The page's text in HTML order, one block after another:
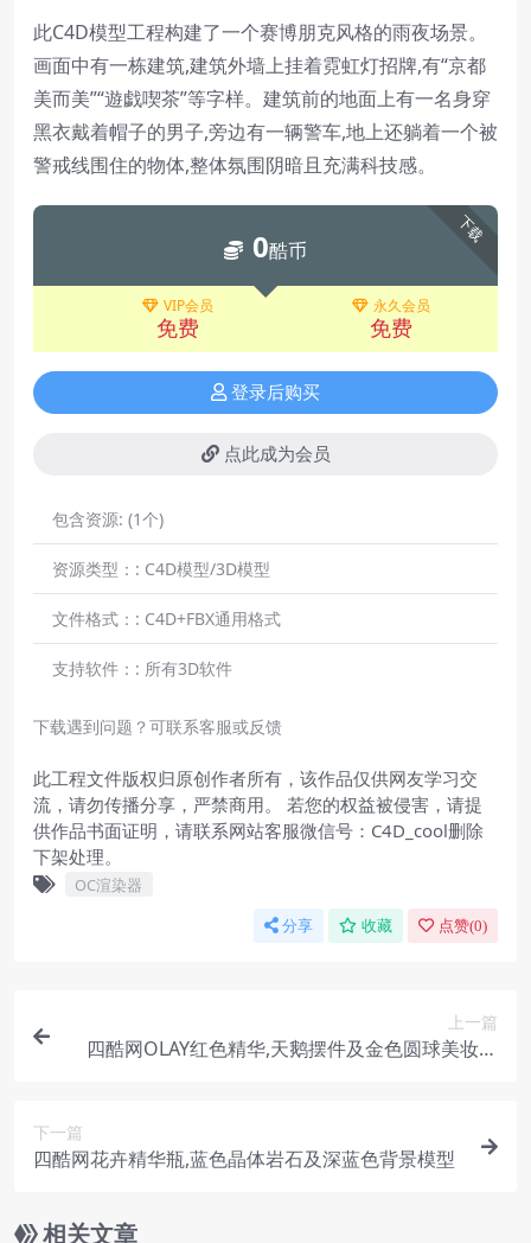
此C4D模型工程构建了一个赛博朋克风格的雨夜场景。
画面中有一栋建筑,建筑外墙上挂着霓虹灯招牌,有“京都
美而美”“遊戯喫茶”等字样。建筑前的地面上有一名身穿
黑衣戴着帽子的男子,旁边有一辆警车,地上还躺着一个被
警戒线围住的物体,整体氛围阴暗且充满科技感。
下载
0酷币
VIP会员
免费
永久会员
免费
登录后购买
点此成为会员
包含资源: (1个)
资源类型：: C4D模型/3D模型
文件格式：: C4D+FBX通用格式
支持软件：: 所有3D软件
下载遇到问题？可联系客服或反馈
此工程文件版权归原创作者所有，该作品仅供网友学习交
流，请勿传播分享，严禁商用。 若您的权益被侵害，请提
供作品书面证明，请联系网站客服微信号：C4D_cool删除
下架处理。
OC渲染器
分享 收藏 点赞(0)
上一篇
四酷网OLAY红色精华,天鹅摆件及金色圆球美妆展
下一篇
四酷网花卉精华瓶,蓝色晶体岩石及深蓝色背景模型
相关文章